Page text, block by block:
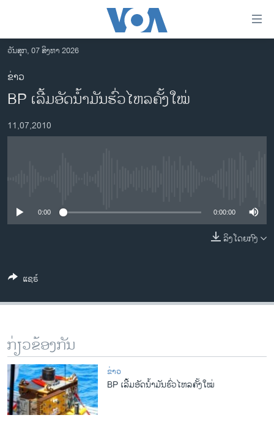
ເຂົ້າ
ຫາ
ຂ້າມ
ຂ້າມ
ໄປ
ອາເມຣິກາ
ການເລືອກຕັ້ງ ປະທານາທີບໍດີ ສະຫະລັດ 2024
ອິດສະຫຼະພາບດ້ານການຂ່າວ
ວິທະຍາສາດ-ເທັກໂນໂລຈີ
ທຸລະກິດ
ວີດີໂອ
ສຽງ
ລາຍການກະຈາຍສຽງ
ລາຍງານ
ຕິດຕາມພວກເຮົາ ທີ່
ວັນສຸກ, 07 ສິງຫາ 2026
ຂ່າວ
BP ເລີ້ມອັດນ້ຳມັນຮົ່ວໄຫລຄັ້ງໃໝ່
11,07,2010
0:00 0:00:00
ລິງໂດຍກົງ
ແຊຣ໌
ກ່ຽວຂ້ອງກັນ
ຂ່າວ
BP ເລີ້ມອັດນ້ຳມັນຮົ່ວໄຫລຄັ້ງໃໝ່